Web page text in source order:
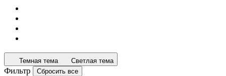
Темная тема Светлая тема
Фильтр Сбросить все